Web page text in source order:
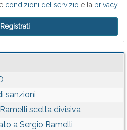
condizioni del servizio e la privacy
sanzioni
scelta divisiva
a Sergio Ramelli